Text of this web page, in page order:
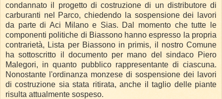
condannato il progetto di costruzione di un distributore di
carburanti nel Parco, chiedendo la sospensione dei lavori
da parte di Aci Milano e Sias. Dal momento che tutte le
componenti politiche di Biassono hanno espresso la propria
contrarietà, Lista per Biassono in primis, il nostro Comune
ha sottoscritto il documento per mano del sindaco Piero
Malegori, in quanto pubblico rappresentante di ciascuna.
Nonostante l'ordinanza monzese di sospensione dei lavori
di costruzione sia stata ritirata, anche il taglio delle piante
risulta attualmente sospeso.